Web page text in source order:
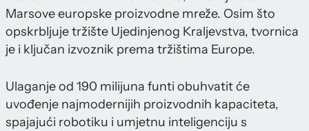
Marsove europske proizvodne mreže. Osim što
opskrbljuje tržište Ujedinjenog Kraljevstva, tvornica
je i ključan izvoznik prema tržištima Europe.
Ulaganje od 190 milijuna funti obuhvatit će
uvođenje najmodernijih proizvodnih kapaciteta,
spajajući robotiku i umjetnu inteligenciju s